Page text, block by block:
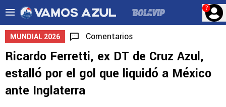
?
MUNDIAL 2026 Comentarios
Ricardo Ferretti, ex DT de Cruz Azul,
estalló por el gol que liquidó a México
ante Inglaterra